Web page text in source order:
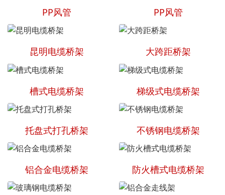
PP风管 PP风管
昆明电缆桥架 大跨距桥架
槽式电缆桥架 梯级式电缆桥架
托盘式打孔桥架 不锈钢电缆桥架
铝合金电缆桥架 防火槽式电缆桥架